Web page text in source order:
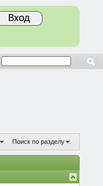
Поиск по разделу